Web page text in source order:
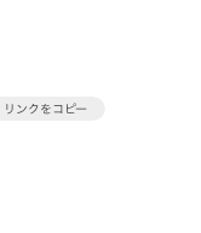
ンドをロックミシンの